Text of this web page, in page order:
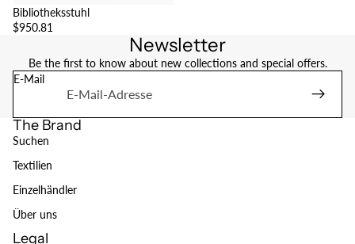
Bibliotheksstuhl
$950.81
Newsletter
Be the first to know about new collections and special offers.
E-Mail
The Brand
Suchen
Textilien
Einzelhändler
Über uns
Legal